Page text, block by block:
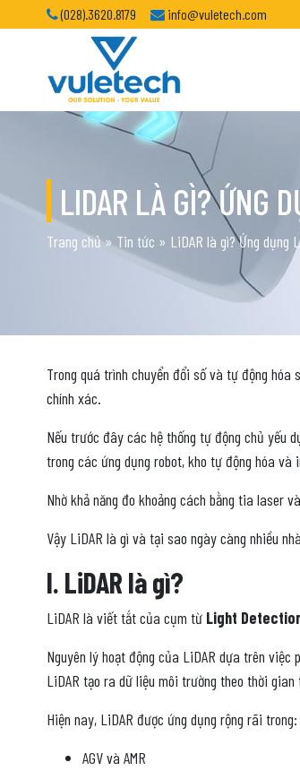
(028).3620.8179 info@vuletech.com
LIDAR LÀ GÌ? ỨNG
Trang chủ» Tin tức » LiDAR là gì? Ứng dụng
Trong quá trình chuyển đổi số và tự động hóa
chính xác.
Nếu trước đây các hệ thống tự động chủ yếu
trong các ứng dụng robot, kho tự động hóa
Nhờ khả năng đo khoảng cách bằng tia laser
Vậy LiDAR là gì và tại sao ngày càng nhiều
I. LiDAR là gì?
LiDAR là viết tắt của cụm từ Light
Nguyên lý hoạt động của LiDAR dựa trên
LiDAR tạo ra dữ liệu môi trường theo thời
Hiện nay, LiDAR được ứng dụng rộng rãi trong:
AGV và AMR